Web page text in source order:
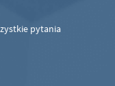
pytania